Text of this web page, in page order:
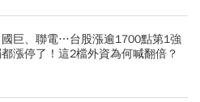
巨、聯電…台股漲逾1700點第1強
漲停了！這2檔外資為何喊翻倍？